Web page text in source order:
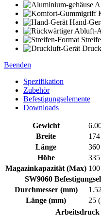
Hand-
Beenden
Spezifikation
Zubehör
Befestigungselemente
Downloads
Gewicht
Breite
Länge
Höhe
Magazinkapazität (Max) 100
SW9060
Durchmesser (mm)
Länge (mm)
25
Arbeitsdruck